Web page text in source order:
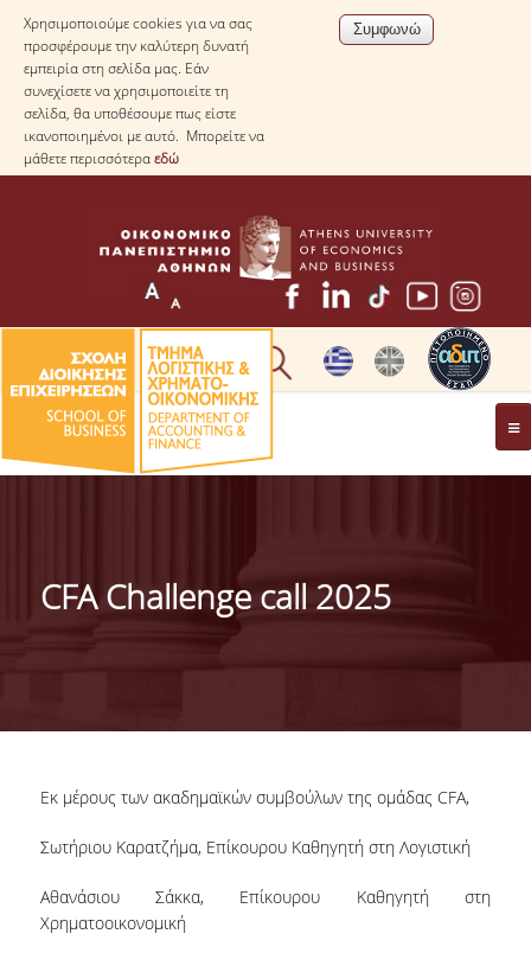
Χρησιμοποιούμε cookies για να σας
προσφέρουμε την καλύτερη δυνατή
εμπειρία στη σελίδα μας. Εάν
συνεχίσετε να χρησιμοποιείτε τη
σελίδα, θα υποθέσουμε πως είστε
ικανοποιημένοι με αυτό. Μπορείτε να
μάθετε περισσότεραεδώ
* ΠΛΗΡΟΦΟΡΙΕΣ ΓΙΑ ΜΑΘΗΤΕΣ ΛΥΚΕΙΟΥ *
ΜΕ ΜΙΑ ΜΑΤΙΑ
ΔΙΟΙΚΗΣΗ ΤΟΥ ΤΜΗΜΑΤΟΣ
ΤΟΥ ΕΞΩΤΕΡΙΚΟΥ
ΔΙΟΡΓΑΝΩΣΗ ΣΥΝΕΔΡΙΩΝ
ΑΝΘΡΩΠΙΝΟ ΔΥΝΑΜΙΚΟ
CFA Challenge call 2025
Εκ μέρους των ακαδημαϊκών συμβούλων της ομάδας CFA,
Σωτήριου Καρατζήμα, Επίκουρου Καθηγητή στη Λογιστική
Αθανάσιου Σάκκα, Επίκουρου Καθηγητή στη
Χρηματοοικονομική